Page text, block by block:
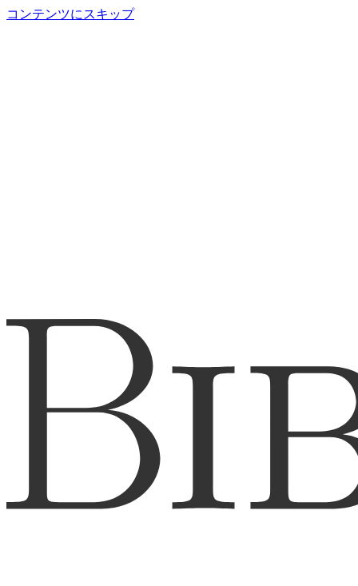
コンテンツにスキップ